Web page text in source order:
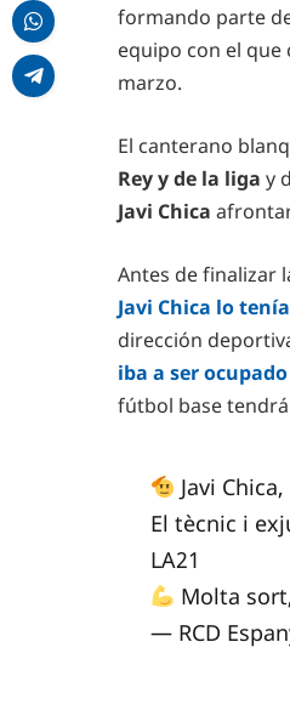
formando parte de
equipo con el que
marzo.
El canterano
Rey y de la liga y
Javi Chica
Antes de finalizar
Javi Chica lo
dirección
iba a ser
fútbol base
Javi
El tècnic i
LA21
Molta
— RCD